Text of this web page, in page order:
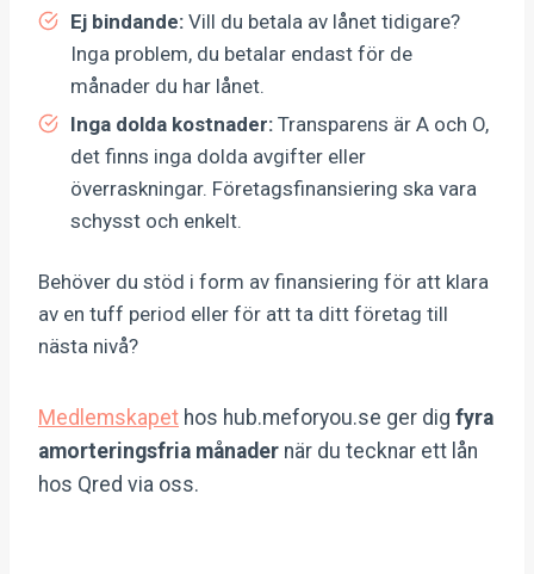
Ej bindande: Vill du betala av lånet tidigare?
Inga problem, du betalar endast för de
månader du har lånet.
Inga dolda kostnader: Transparens är A och O,
det finns inga dolda avgifter eller
överraskningar. Företagsfinansiering ska vara
schysst och enkelt.
Behöver du stöd i form av finansiering för att klara
av en tuff period eller för att ta ditt företag till
nästa nivå?
Medlemskapet hos hub.meforyou.se ger dig fyra
amorteringsfria månader när du tecknar ett lån
hos Qred via oss.